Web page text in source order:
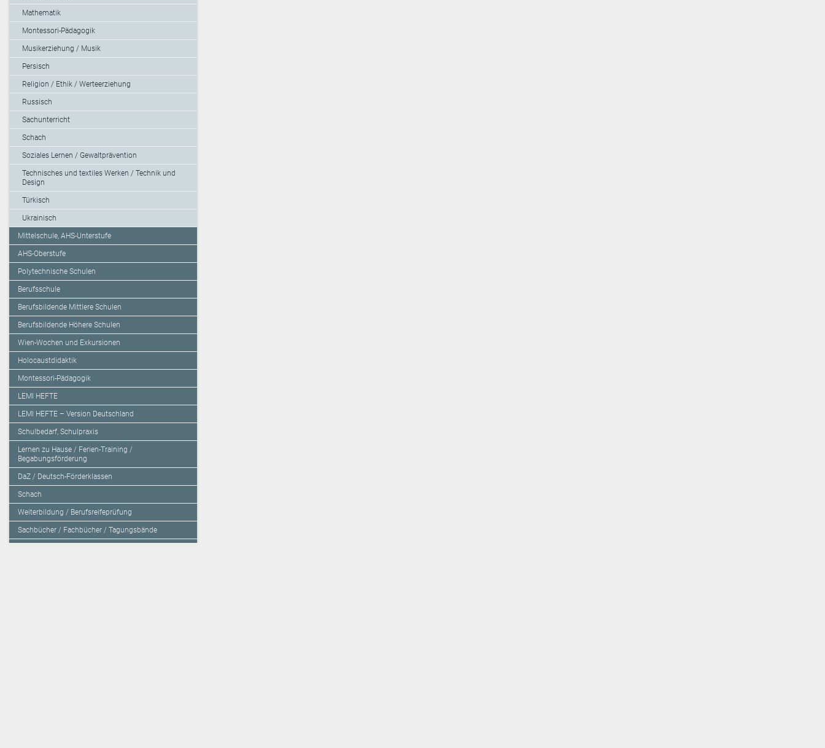
Mathematik
Montessori-Pädagogik
Musikerziehung / Musik
Persisch
Religion / Ethik / Werteerziehung
Russisch
Sachunterricht
Schach
Soziales Lernen / Gewaltprävention
Technisches und textiles Werken / Technik und
Design
Türkisch
Ukrainisch
Mittelschule, AHS-Unterstufe
AHS-Oberstufe
Polytechnische Schulen
Berufsschule
Berufsbildende Mittlere Schulen
Berufsbildende Höhere Schulen
Wien-Wochen und Exkursionen
Holocaustdidaktik
Montessori-Pädagogik
LEMI HEFTE
LEMI HEFTE – Version Deutschland
Schulbedarf, Schulpraxis
Lernen zu Hause / Ferien-Training /
Begabungsförderung
DaZ / Deutsch-Förderklassen
Schach
Weiterbildung / Berufsreifeprüfung
Sachbücher / Fachbücher / Tagungsbände